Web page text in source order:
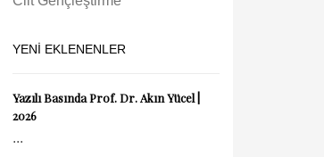
YENI EKLENENLER
Yazılı Basında Prof. Dr. Akın Yücel |
2026
...